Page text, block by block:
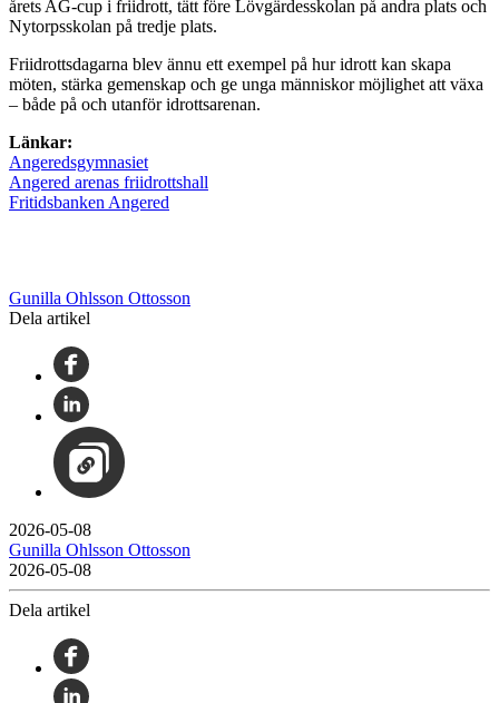
årets AG-cup i friidrott, tätt före Lövgärdesskolan på andra plats och
Nytorpsskolan på tredje plats.
Friidrottsdagarna blev ännu ett exempel på hur idrott kan skapa
möten, stärka gemenskap och ge unga människor möjlighet att växa
– både på och utanför idrottsarenan.
Länkar:
Angeredsgymnasiet
Angered arenas friidrottshall
Fritidsbanken Angered
Gunilla Ohlsson Ottosson
Dela artikel
2026-05-08
Gunilla Ohlsson Ottosson
2026-05-08
Dela artikel